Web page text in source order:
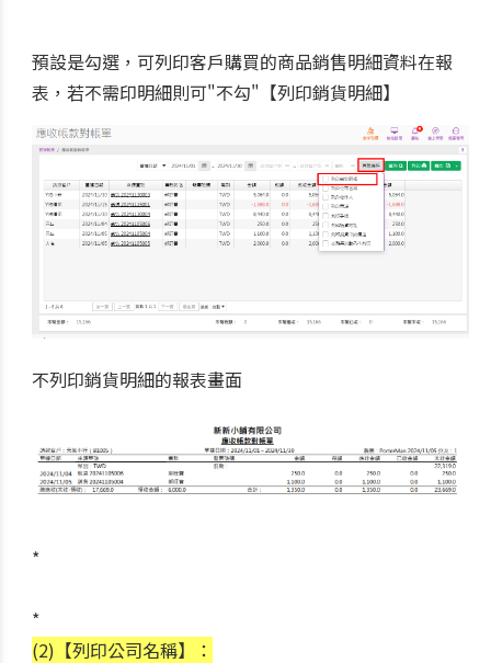
預設是勾選，可列印客戶購買的商品銷售明細資料在報
表，若不需印明細則可"不勾"【列印銷貨明細】
不列印銷貨明細的報表畫面
*
*
(2)【列印公司名稱】：